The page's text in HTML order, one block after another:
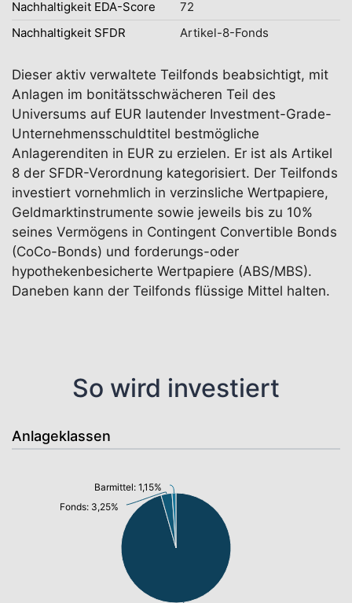
Nachhaltigkeit EDA-Score
72
Nachhaltigkeit SFDR
Artikel-8-Fonds
Dieser aktiv verwaltete Teilfonds beabsichtigt, mit
Anlagen im bonitätsschwächeren Teil des
Universums auf EUR lautender Investment-Grade-
Unternehmensschuldtitel bestmögliche
Anlagerenditen in EUR zu erzielen. Er ist als Artikel
8 der SFDR-Verordnung kategorisiert. Der Teilfonds
investiert vornehmlich in verzinsliche Wertpapiere,
Geldmarktinstrumente sowie jeweils bis zu 10%
seines Vermögens in Contingent Convertible Bonds
(CoCo-Bonds) und forderungs-oder
hypothekenbesicherte Wertpapiere (ABS/MBS).
Daneben kann der Teilfonds flüssige Mittel halten.
So wird investiert
Anlageklassen
Fonds: 3,25%
Barmittel: 1,15%